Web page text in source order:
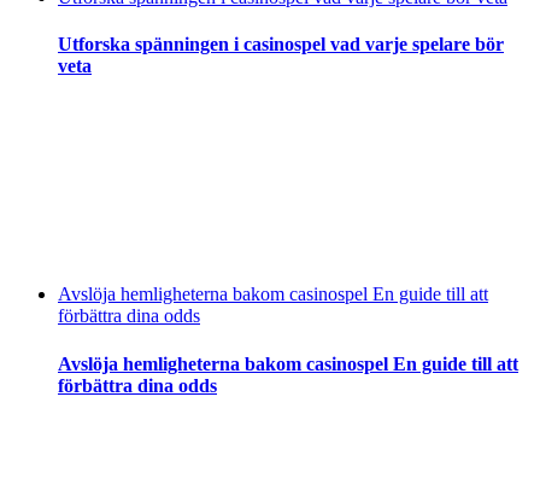
Utforska spänningen i casinospel vad varje spelare bör
veta
Avslöja hemligheterna bakom casinospel En guide till att
förbättra dina odds
Avslöja hemligheterna bakom casinospel En guide till att
förbättra dina odds